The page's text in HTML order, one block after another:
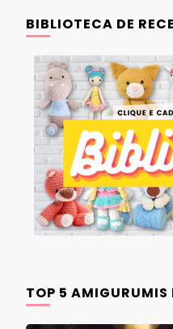
BIBLIOTECA DE
TOP 5 AMIGURUMIS